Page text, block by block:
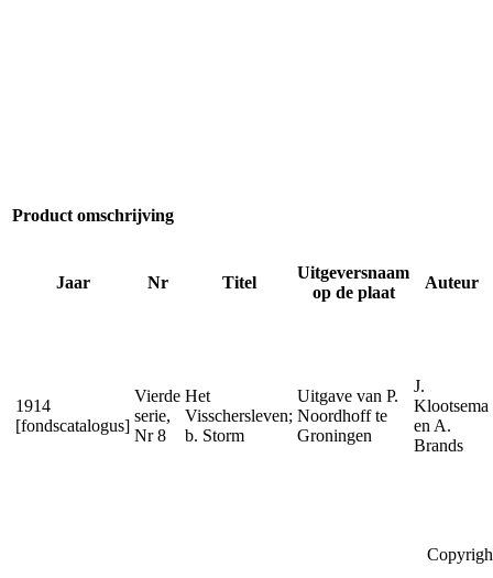
Product omschrijving
Jaar Nr Titel
Uitgeversnaam
op de plaat
Auteur
1914
[fondscatalogus]
Vierde
serie,
Nr 8
Het
Visschersleven;
b. Storm
Uitgave van P.
Noordhoff te
Groningen
J.
Klootsema
en A.
Brands